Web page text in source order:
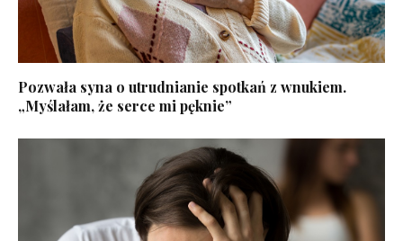
Pozwała syna o utrudnianie spotkań z wnukiem.
„Myślałam, że serce mi pęknie”